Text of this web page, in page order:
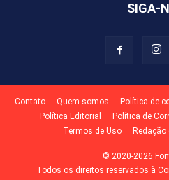
SIGA-
Contato Quem somos Política de
Política Editorial
Política de
Termos de Uso
Redação
© 2020-2026
Todos os direitos reservados à